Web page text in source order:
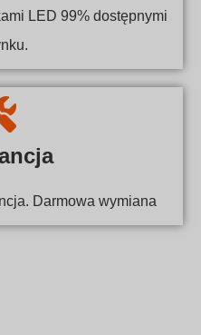
LED 99% dostępnymi
Darmowa wymiana